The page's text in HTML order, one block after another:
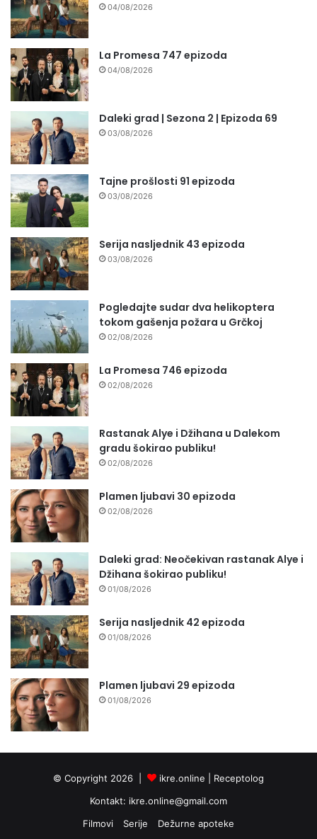
04/08/2026
La Promesa 747 epizoda
04/08/2026
Daleki grad | Sezona 2 | Epizoda 69
03/08/2026
Tajne prošlosti 91 epizoda
03/08/2026
Serija nasljednik 43 epizoda
03/08/2026
Pogledajte sudar dva helikoptera
tokom gašenja požara u Grčkoj
02/08/2026
La Promesa 746 epizoda
02/08/2026
Rastanak Alye i Džihana u Dalekom
gradu šokirao publiku!
02/08/2026
Plamen ljubavi 30 epizoda
02/08/2026
Daleki grad: Neočekivan rastanak Alye i
Džihana šokirao publiku!
01/08/2026
Serija nasljednik 42 epizoda
01/08/2026
Plamen ljubavi 29 epizoda
01/08/2026
© Copyright 2026 | ikre.online | Receptolog
Kontakt: ikre.online@gmail.com
Filmovi
Serije Dežurne apoteke